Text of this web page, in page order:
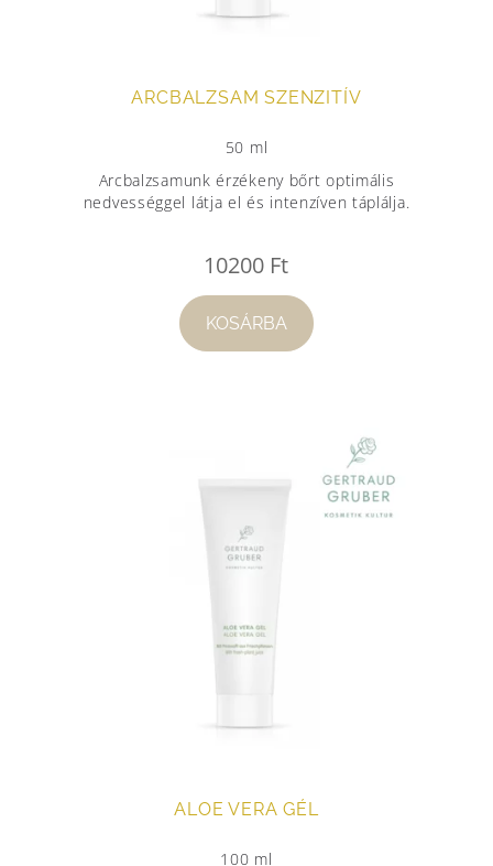
ARCBALZSAM SZENZITÍV
50 ml
Arcbalzsamunk érzékeny bőrt optimális
nedvességgel látja el és intenzíven táplálja.
10200 Ft
KOSÁRBA
ALOE VERA GÉL
100 ml